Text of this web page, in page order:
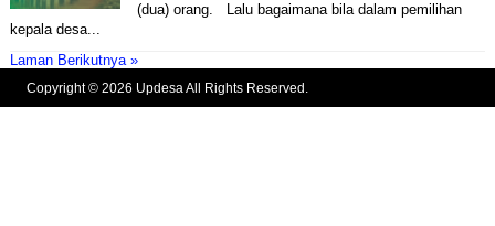
(dua) orang. Lalu bagaimana bila dalam pemilihan
kepala desa...
Laman Berikutnya »
Copyright © 2026 Updesa All Rights Reserved.